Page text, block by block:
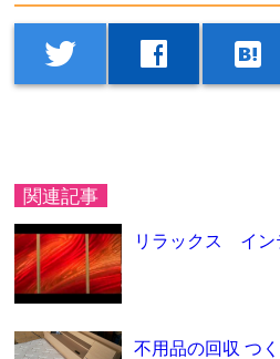
twitter facebook hatenabookmark
関連記事
リラックス イン
不用品の回収 つ